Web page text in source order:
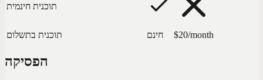
תוכנית חינמית
תוכנית בתשלום חינם $20/month
הפסיקה